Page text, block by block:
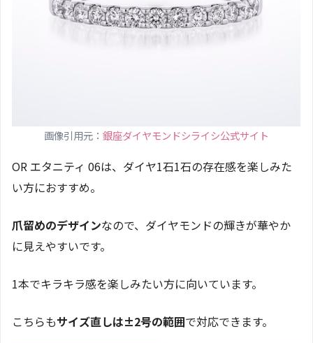
画像引用元： 銀座ダイヤモンドシライシ公式サイト
OR エタニティ 06は、ダイヤ1石1石の存在感を楽しみた
い方におすすめ。
爪留めのデザインなので、ダイヤモンドの輝きが華やか
に見えやすいです。
1本でキラキラ感を楽しみたい方に向いています。
こちらもサイズ直しは±2号の範囲で対応できます。